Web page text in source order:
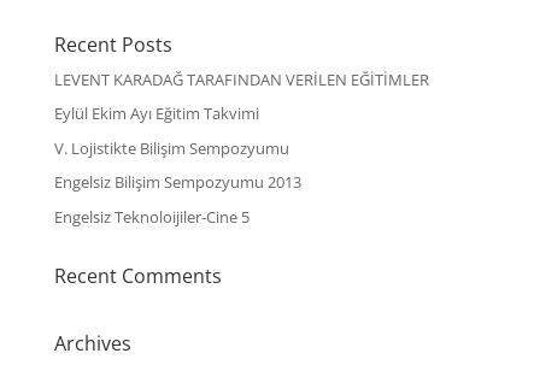
Recent Posts
LEVENT KARADAĞ TARAFINDAN VERİLEN EĞİTİMLER
Eylül Ekim Ayı Eğitim Takvimi
V. Lojistikte Bilişim Sempozyumu
Engelsiz Bilişim Sempozyumu 2013
Engelsiz Teknoloijiler-Cine 5
Recent Comments
Archives